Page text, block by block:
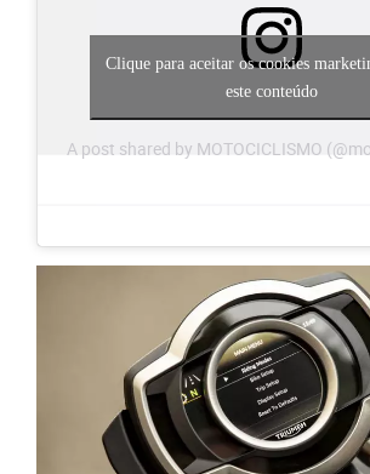
A post shared by MOTOCICLISMO
Clique para aceitar os cookies
este conteúdo